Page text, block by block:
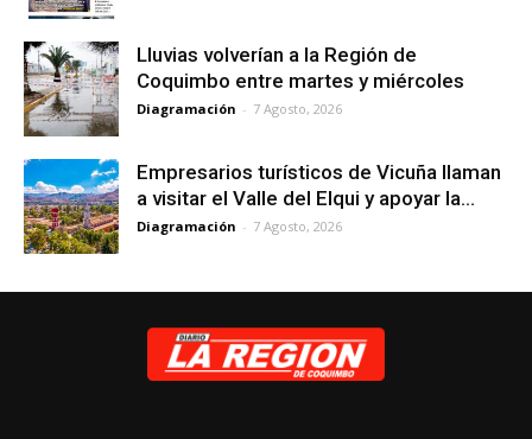
Lluvias volverían a la Región de
Coquimbo entre martes y miércoles
Diagramación - 7 Agosto, 2026
Empresarios turísticos de Vicuña llaman
a visitar el Valle del Elqui y apoyar la...
Diagramación - 7 Agosto, 2026